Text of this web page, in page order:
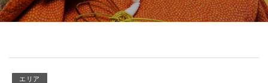
エリア